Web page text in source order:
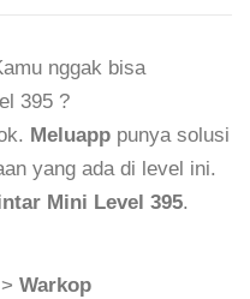
nggak bisa
395 ?
Meluapp punya solusi
yang ada di level ini.
Mini Level 395.
Warkop